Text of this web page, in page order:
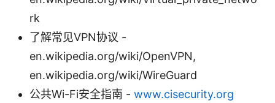
rk
了解常见VPN协议 -
en.wikipedia.org/wiki/OpenVPN,
en.wikipedia.org/wiki/WireGuard
公共Wi-Fi安全指南 - www.cisecurity.org